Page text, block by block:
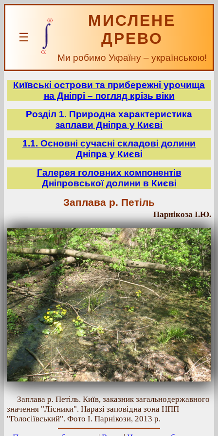
☰
МИСЛЕНЕ
ДРЕВО
Ми робимо Україну – українською!
Київські острови та прибережні урочища
на Дніпрі – погляд крізь віки
Розділ 1. Природна характеристика
заплави Дніпра у Києві
1.1. Основні сучасні складові долини
Дніпра у Києві
Галерея головних компонентів
Дніпровської долини в Києві
Заплава р. Петіль
Парнікоза І.Ю.
Заплава р. Петіль. Київ, заказник загальнодержавного
значення "Лісники". Наразі заповідна зона НПП
"Голосіївський". Фото І. Парнікози, 2013 р.